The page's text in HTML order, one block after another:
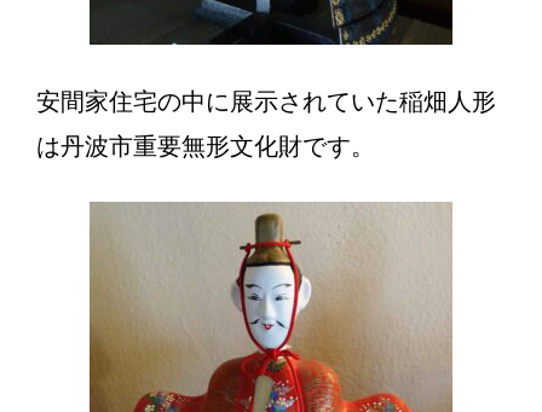
安間家住宅の中に展示されていた稲畑人形
は丹波市重要無形文化財です。